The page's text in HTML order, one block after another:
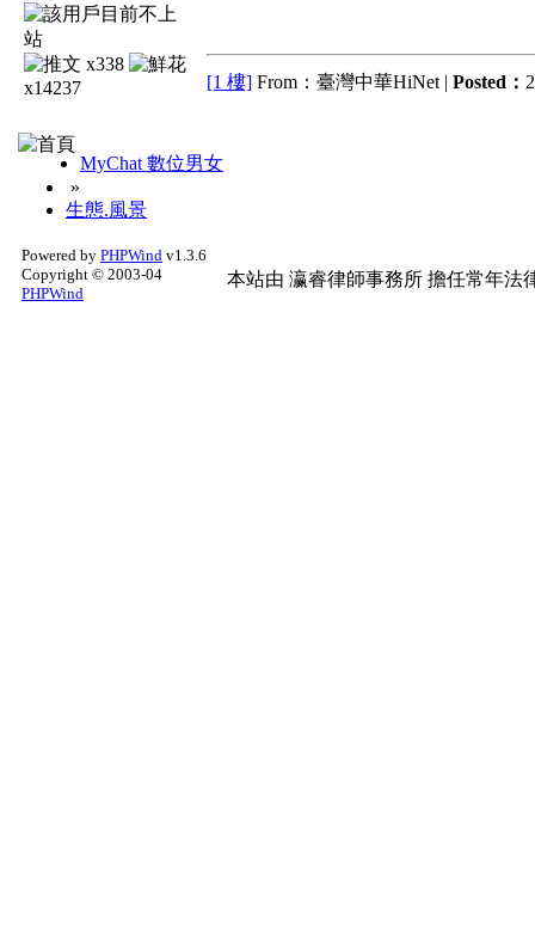
x338
x14237
[1 樓] From：臺灣中華HiNet | Posted：
MyChat 數位男女
»
生態.風景
Powered by PHPWind v1.3.6
Copyright © 2003-04
PHPWind
本站由 瀛睿律師事務所 擔任常年法